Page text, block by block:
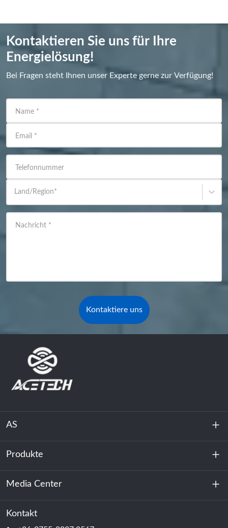
Kontaktieren Sie uns für Ihre
Energielösung!
Bei Fragen steht Ihnen unser Experte gerne zur Verfügung!
Name *
Email *
Telefonnummer
Land/Region*
Nachricht *
Kontaktiere uns
AS
Über uns
Nachhaltigkeit
Produkte
Energiespeicherung
Rechenzentrum & Serverraum
Media Center
Nachricht
Kontakt